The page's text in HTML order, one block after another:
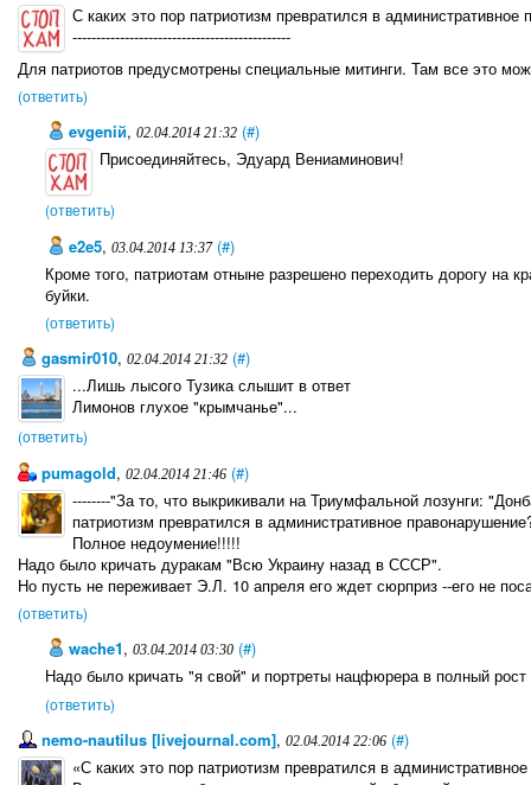
С каких это пор патриотизм превратился в административное
----------------------------------------------
Для патриотов предусмотрены специальные митинги. Там все это
(ответить)
evgeniй, 02.04.2014 21:32 (#)
Присоединяйтесь, Эдуард Вениаминович!
(ответить)
e2e5, 03.04.2014 13:37 (#)
Кроме того, патриотам отныне разрешено переходить дорогу на
буйки.
(ответить)
gasmir010, 02.04.2014 21:32 (#)
...Лишь лысого Тузика слышит в ответ
Лимонов глухое "крымчанье"...
(ответить)
pumagold, 02.04.2014 21:46 (#)
--------"За то, что выкрикивали на Триумфальной лозунги:
патриотизм превратился в административное
Полное недоумение!!!!!
Надо было кричать дуракам "Всю Украину назад в СССР".
Но пусть не переживает Э.Л. 10 апреля его ждет сюрприз --его не
(ответить)
wache1, 03.04.2014 03:30 (#)
Надо было кричать "я свой" и портреты нацфюрера в полный
(ответить)
nemo-nautilus [livejournal.com], 02.04.2014 22:06 (#)
«С каких это пор патриотизм превратился в